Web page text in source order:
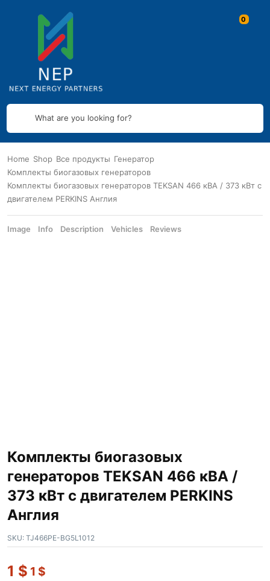
What are you looking for?
Home Shop Все продукты Генератор
Комплекты биогазовых генераторов
Комплекты биогазовых генераторов TEKSAN 466 кВА / 373 кВт с
двигателем PERKINS Англия
Image Info Description Vehicles Reviews
Комплекты биогазовых
генераторов TEKSAN 466 кВА /
373 кВт с двигателем PERKINS
Англия
SKU: TJ466PE-BG5L1012
1 $ 1 $